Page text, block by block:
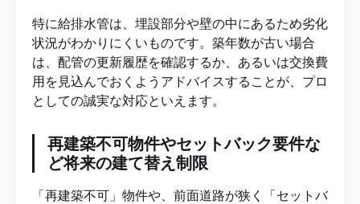
特に給排水管は、埋設部分や壁の中にあるため劣化
状況がわかりにくいものです。築年数が古い場合
は、配管の更新履歴を確認するか、あるいは交換費
用を見込んでおくようアドバイスすることが、プロ
としての誠実な対応といえます。
再建築不可物件やセットバック要件な
ど将来の建て替え制限
「再建築不可」物件や、前面道路が狭く「セットバ